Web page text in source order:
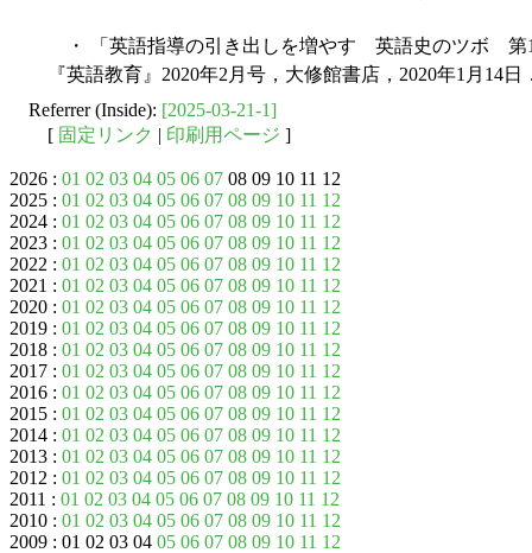
・ 「英語指導の引き出しを増やす 英語史のツボ 第
『英語教育』2020年2月号，大修館書店，2020年1月14日
Referrer (Inside): [2025-03-21-1]
[ 固定リンク | 印刷用ページ ]
2026 : 01 02 03 04 05 06 07 08 09 10 11 12
2025 : 01 02 03 04 05 06 07 08 09 10 11 12
2024 : 01 02 03 04 05 06 07 08 09 10 11 12
2023 : 01 02 03 04 05 06 07 08 09 10 11 12
2022 : 01 02 03 04 05 06 07 08 09 10 11 12
2021 : 01 02 03 04 05 06 07 08 09 10 11 12
2020 : 01 02 03 04 05 06 07 08 09 10 11 12
2019 : 01 02 03 04 05 06 07 08 09 10 11 12
2018 : 01 02 03 04 05 06 07 08 09 10 11 12
2017 : 01 02 03 04 05 06 07 08 09 10 11 12
2016 : 01 02 03 04 05 06 07 08 09 10 11 12
2015 : 01 02 03 04 05 06 07 08 09 10 11 12
2014 : 01 02 03 04 05 06 07 08 09 10 11 12
2013 : 01 02 03 04 05 06 07 08 09 10 11 12
2012 : 01 02 03 04 05 06 07 08 09 10 11 12
2011 : 01 02 03 04 05 06 07 08 09 10 11 12
2010 : 01 02 03 04 05 06 07 08 09 10 11 12
2009 : 01 02 03 04 05 06 07 08 09 10 11 12